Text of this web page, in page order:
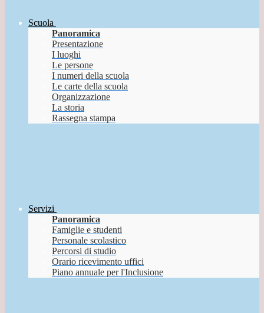
Scuola
Panoramica
Presentazione
I luoghi
Le persone
I numeri della scuola
Le carte della scuola
Organizzazione
La storia
Rassegna stampa
Servizi
Panoramica
Famiglie e studenti
Personale scolastico
Percorsi di studio
Orario ricevimento uffici
Piano annuale per l'Inclusione